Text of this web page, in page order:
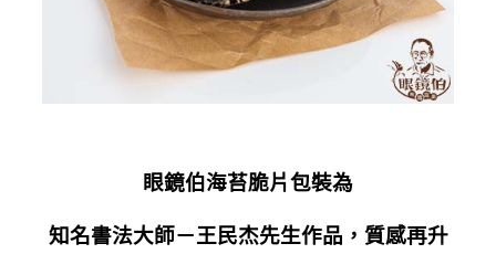
眼鏡伯海苔脆片包裝為
知名書法大師－王民杰先生作品，質感再升